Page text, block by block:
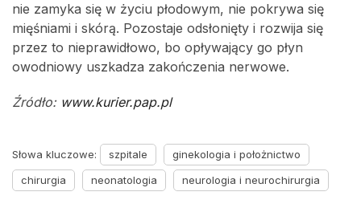
nie zamyka się w życiu płodowym, nie pokrywa się
mięśniami i skórą. Pozostaje odsłonięty i rozwija się
przez to nieprawidłowo, bo opływający go płyn
owodniowy uszkadza zakończenia nerwowe.
Źródło: www.kurier.pap.pl
Słowa kluczowe: szpitale
ginekologia i położnictwo
chirurgia
neonatologia neurologia i neurochirurgia